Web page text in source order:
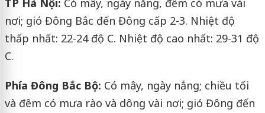
TP Hà Nội: Có mây, ngày nắng, đêm có mưa vài
nơi; gió Đông Bắc đến Đông cấp 2-3. Nhiệt độ
thấp nhất: 22-24 độ C. Nhiệt độ cao nhất: 29-31 độ
C.
Phía Đông Bắc Bộ: Có mây, ngày nắng; chiều tối
và đêm có mưa rào và dông vài nơi; gió Đông đến